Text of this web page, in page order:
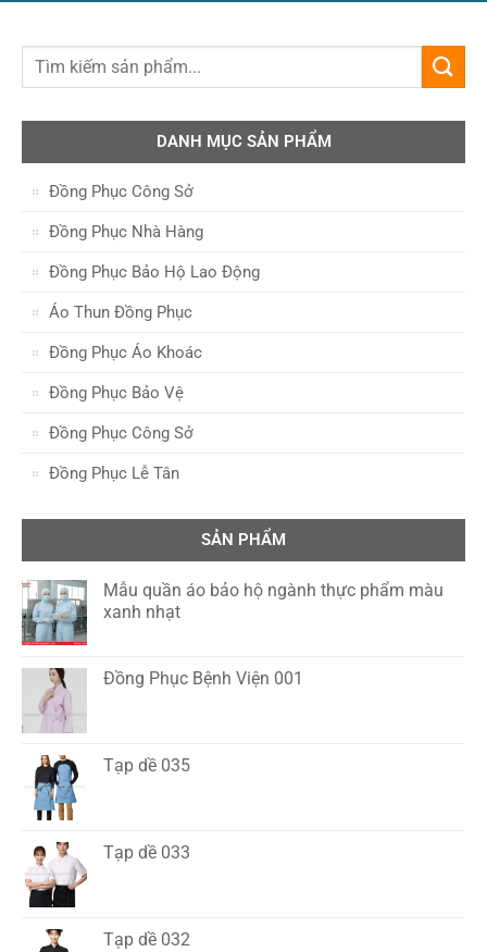
DANH MỤC SẢN PHẨM
Đồng Phục Công Sở
Đồng Phục Nhà Hàng
Đồng Phục Bảo Hộ Lao Động
Áo Thun Đồng Phục
Đồng Phục Áo Khoác
Đồng Phục Bảo Vệ
Đồng Phục Công Sở
Đồng Phục Lễ Tân
SẢN PHẨM
Mẫu quần áo bảo hộ ngành thực phẩm màu
xanh nhạt
Đồng Phục Bệnh Viện 001
Tạp dề 035
Tạp dề 033
Tạp dề 032